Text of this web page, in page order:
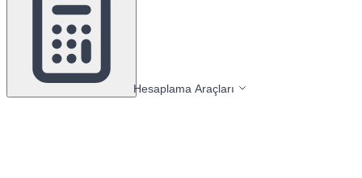
Hesaplama Araçları